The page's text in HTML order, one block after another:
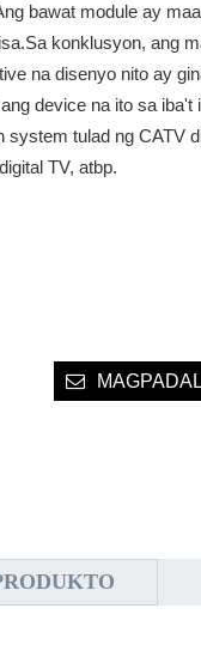
bawat module ay
konklusyon, ang
na disenyo nito ay
device na ito sa iba't
system tulad ng CATV
TV, atbp.